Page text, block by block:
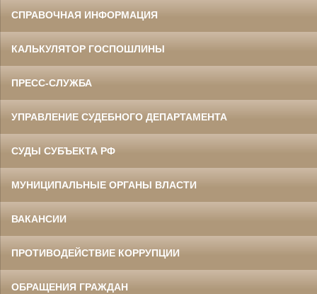
СПРАВОЧНАЯ ИНФОРМАЦИЯ
КАЛЬКУЛЯТОР ГОСПОШЛИНЫ
ПРЕСС-СЛУЖБА
УПРАВЛЕНИЕ СУДЕБНОГО ДЕПАРТАМЕНТА
СУДЫ СУБЪЕКТА РФ
МУНИЦИПАЛЬНЫЕ ОРГАНЫ ВЛАСТИ
ВАКАНСИИ
ПРОТИВОДЕЙСТВИЕ КОРРУПЦИИ
ОБРАЩЕНИЯ ГРАЖДАН